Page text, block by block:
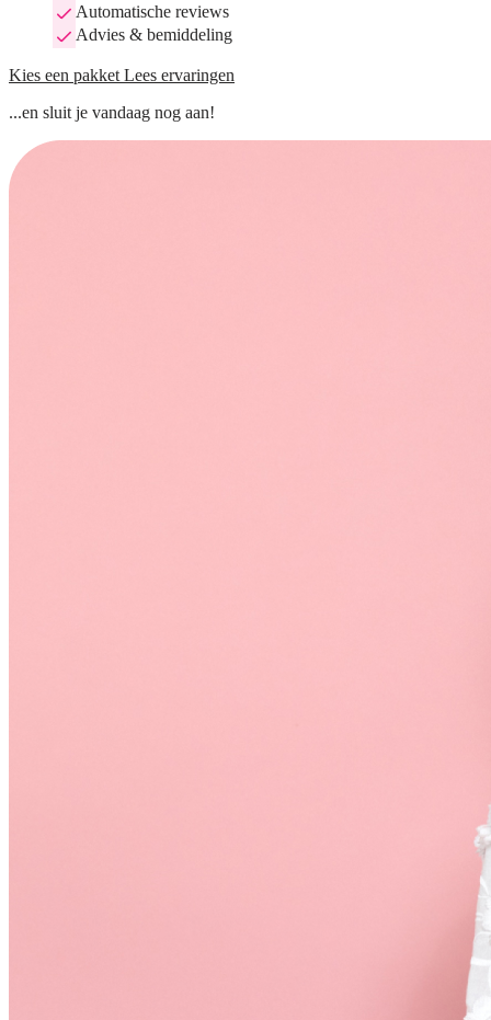
Automatische reviews
Advies & bemiddeling
Kies een pakket Lees ervaringen
...en sluit je vandaag nog aan!